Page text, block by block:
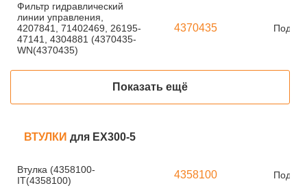
Фильтр гидравлический
линии управления,
4207841, 71402469, 26195-
47141, 4304881 (4370435-
WN(4370435)
4370435 Под
Показать ещё
ВТУЛКИ для EX300-5
Втулка (4358100-
IT(4358100)
4358100 Под